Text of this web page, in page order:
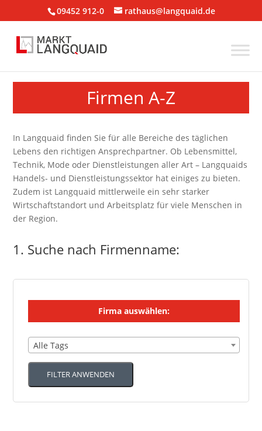
09452 912-0 rathaus@langquaid.de
Firmen A-Z
In Langquaid finden Sie für alle Bereiche des täglichen
Lebens den richtigen Ansprechpartner. Ob Lebensmittel,
Technik, Mode oder Dienstleistungen aller Art – Langquaids
Handels- und Dienstleistungssektor hat einiges zu bieten.
Zudem ist Langquaid mittlerweile ein sehr starker
Wirtschaftstandort und Arbeitsplatz für viele Menschen in
der Region.
1. Suche nach Firmenname:
Firma auswählen:
Alle Tags
FILTER ANWENDEN